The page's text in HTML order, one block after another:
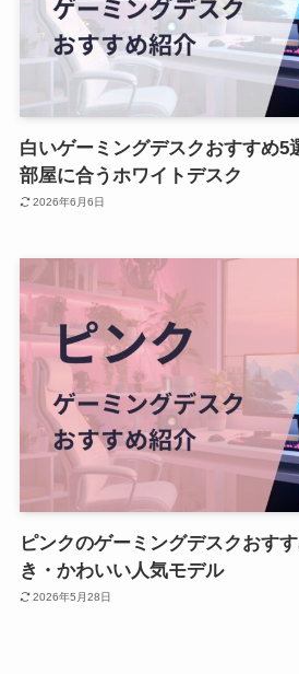
白いゲーミングデスクおすすめ5
部屋に合うホワイトデスク
2026年6月6日
ピンクのゲーミングデスクおす
き・かわいい人気モデル
2026年5月28日